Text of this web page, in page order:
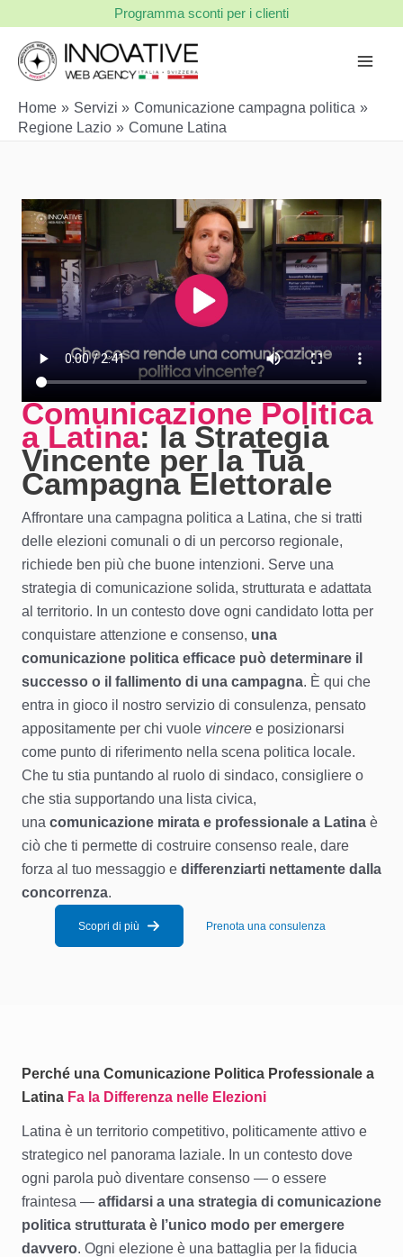
contenuto
Programma sconti per i clienti
Home Servizi
Comunicazione campagna politica
Regione Lazio
Comune Latina
Comunicazione Politica
a Latina: la Strategia
Vincente per la Tua
Campagna Elettorale
Affrontare una campagna politica a Latina, che si tratti
delle elezioni comunali o di un percorso regionale,
richiede ben più che buone intenzioni. Serve una
strategia di comunicazione solida, strutturata e adattata
al territorio. In un contesto dove ogni candidato lotta per
conquistare attenzione e consenso, una
comunicazione politica efficace può determinare il
successo o il fallimento di una campagna. È qui che
entra in gioco il nostro servizio di consulenza, pensato
appositamente per chi vuole vincere e posizionarsi
come punto di riferimento nella scena politica locale.
Che tu stia puntando al ruolo di sindaco, consigliere o
che stia supportando una lista civica,
una comunicazione mirata e professionale a Latina è
ciò che ti permette di costruire consenso reale, dare
forza al tuo messaggio e differenziarti nettamente dalla
concorrenza.
Scopri di più Prenota una consulenza
Perché una Comunicazione Politica Professionale a
Latina Fa la Differenza nelle Elezioni
Latina è un territorio competitivo, politicamente attivo e
strategico nel panorama laziale. In un contesto dove
ogni parola può diventare consenso — o essere
fraintesa — affidarsi a una strategia di comunicazione
politica strutturata è l’unico modo per emergere
davvero. Ogni elezione è una battaglia per la fiducia